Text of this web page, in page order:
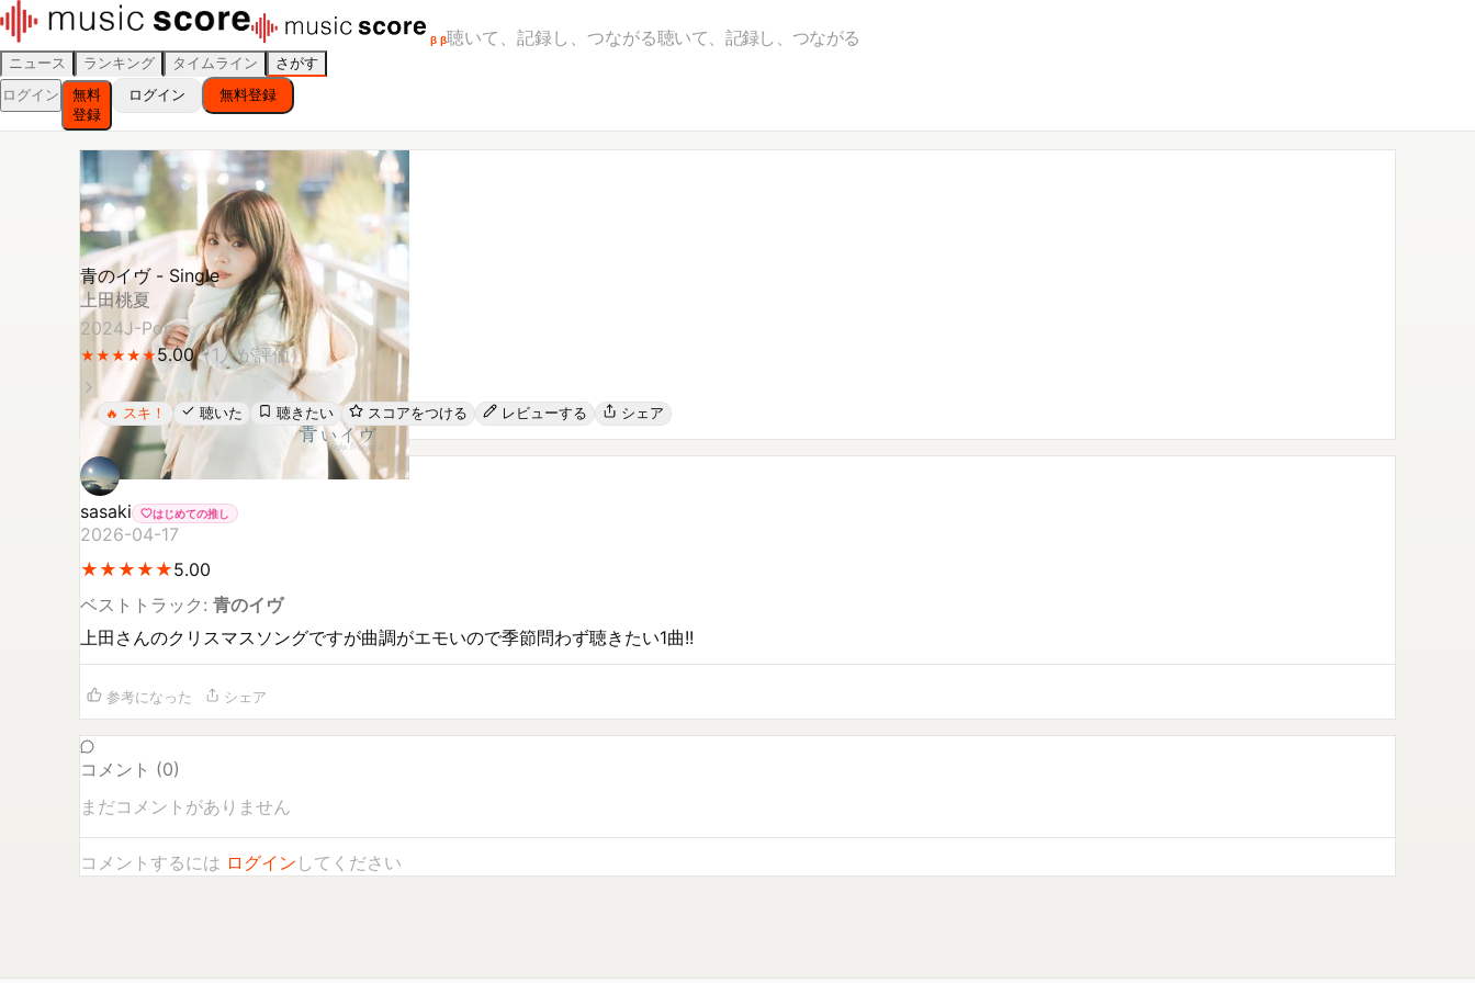
β β聴いて、記録し、つながる聴いて、記録し、つながる
ニュース ランキング タイムライン
さがす
ログイン
無料
登録
ログイン 無料登録
青のイヴ - Single
上田桃夏
2024J-Pop
★
★★
★★
★★
★★
★5.00（1 人が評価）
🔥 スキ！ 聴いた 聴きたい スコアをつける レビューする シェア
sasaki はじめての推し
2026-04-17
★
★★
★★
★★
★★
★5.00
ベストトラック: 青のイヴ
上田さんのクリスマスソングですが曲調がエモいので季節問わず聴きたい1曲!!
参考になった シェア
コメント (0)
まだコメントがありません
コメントするには ログイン してください